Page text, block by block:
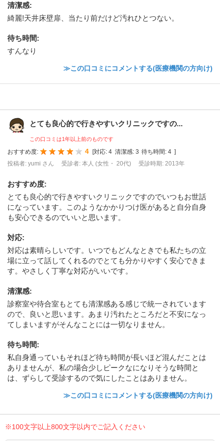
清潔感:
綺麗!天井床壁扉、当たり前だけど汚れひとつない。
待ち時間:
すんなり
≫この口コミにコメントする(医療機関の方向け)
とても良心的で行きやすいクリニックですの...
この口コミは1年以上前のものです
おすすめ度: 4 対応: 4 清潔感: 3 待ち時間: 4
投稿者: yumi さん
受診者: 本人 (女性・ 20代) 受診時期: 2013年
おすすめ度:
とても良心的で行きやすいクリニックですのでいつもお世話
になっています。このようなかかりつけ医があると自分自身
も安心できるのでいいと思います。
対応:
対応は素晴らしいです。いつでもどんなときでも私たちの立
場に立って話してくれるのでとても分かりやすく安心できま
す。やさしく丁寧な対応がいいです。
清潔感:
診察室や待合室もとても清潔感ある感じで統一されています
ので、良いと思います。あまり汚れたところだと不安になっ
てしまいますがそんなことには一切なりません。
待ち時間:
私自身通っていもそれほど待ち時間が長いほど混んだことは
ありませんが、私の場合少しピークなになりそうな時間と
は、ずらして受診するので気にしたことはありません。
≫この口コミにコメントする(医療機関の方向け)
※100文字以上800文字以内でご記入ください